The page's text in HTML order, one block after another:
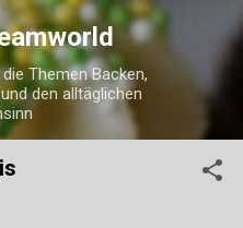
Themen Backen,
den alltäglichen